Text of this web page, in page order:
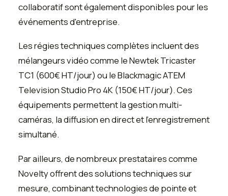
collaboratif sont également disponibles pour les
événements d'entreprise.
Les régies techniques complètes incluent des
mélangeurs vidéo comme le Newtek Tricaster
TC1 (600€ HT/jour) ou le Blackmagic ATEM
Television Studio Pro 4K (150€ HT/jour). Ces
équipements permettent la gestion multi-
caméras, la diffusion en direct et l'enregistrement
simultané.
Par ailleurs, de nombreux prestataires comme
Novelty offrent des solutions techniques sur
mesure, combinant technologies de pointe et